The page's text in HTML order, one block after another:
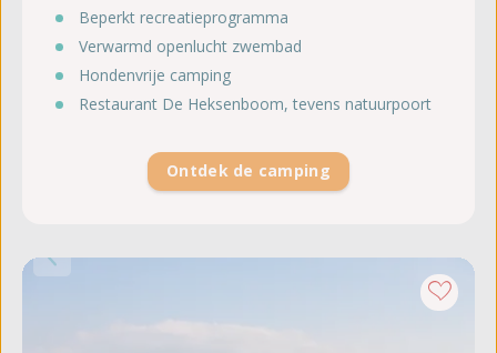
Beperkt recreatieprogramma
Verwarmd openlucht zwembad
Hondenvrije camping
Restaurant De Heksenboom, tevens natuurpoort
Ontdek de camping